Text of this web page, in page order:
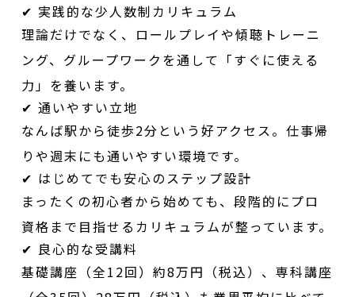
✔ 実践的な少人数制カリキュラム
理論だけでなく、ロールプレイや傾聴トレーニ
ング、グループワークを通して「すぐに使える
力」を養います。
✔ 通いやすい立地
なんば駅から徒歩2分という好アクセス。仕事帰
りや週末にも通いやすい環境です。
✔ はじめてでも安心のステップ設計
まったくの初心者から始めても、段階的にプロ
資格まで目指せるカリキュラムが整っています。
✔ 良心的な受講料
基礎講座（全12回）約8万円（税込）、専科講座